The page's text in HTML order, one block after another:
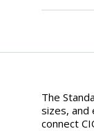
The
sizes, and
connect